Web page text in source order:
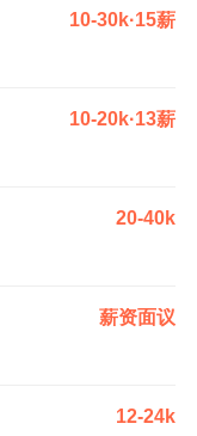
10-30k·15薪
10-20k·13薪
20-40k
薪资面议
12-24k